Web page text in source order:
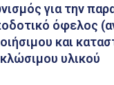
για την
όφελος
και
υλικού